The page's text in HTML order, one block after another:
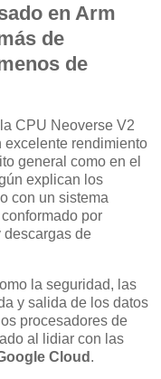
en Arm
de
de
CPU Neoverse V2
excelente rendimiento
general como en el
explican los
con un sistema
por
descargas de
la seguridad, las
y salida de los datos
procesadores de
al lidiar con las
Cloud .